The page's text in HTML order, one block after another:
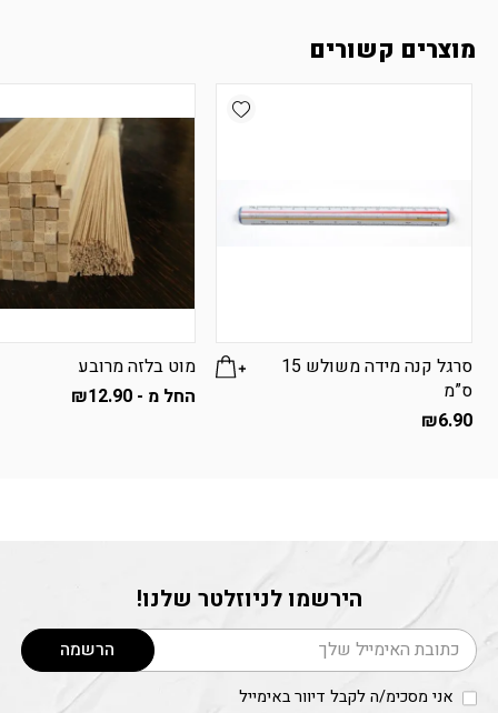
מוצרים קשורים
Add wishlist
סרגל קנה מידה משולש 15
ס”מ
₪6.90
מוט בלזה מרובע
החל מ -
₪12.90
את
האפשרויות
בעמוד
המוצר
הירשמו לניוזלטר שלנו!
דוא׳׳ל הרשמה
אני מסכימ/ה לקבל דיוור באימייל